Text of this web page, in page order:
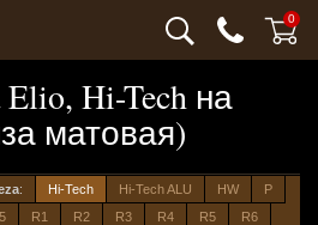
0
Hi-Tech на
матовая)
: Hi-Tech Hi-Tech ALU HW
P
R1 R2 R3 R4 R5 R6